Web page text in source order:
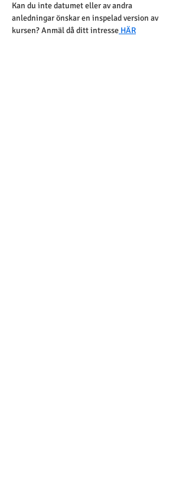
Kan du inte datumet eller av andra
anledningar önskar en inspelad version av
kursen? Anmäl då ditt intresse HÄR